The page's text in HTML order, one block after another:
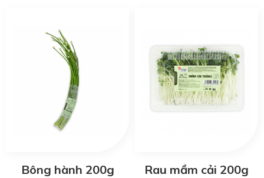
Bông hành 200g
Rau mầm cải 200g